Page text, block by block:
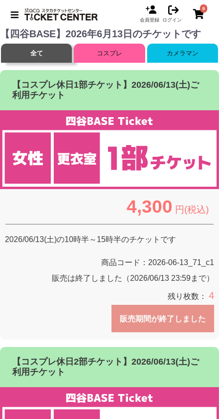
会員登録 ログイン
0
【四谷BASE】2026年6月13日のチケットです
全て コスプレ カメラマン
【コスプレ休日1部チケット】2026/06/13(土)ご
利用チケット
4,300 円(税込)
2026/06/13(土)の10時半～15時半のチケットです
商品コード： 2026-06-13_71_c1
販売は終了しました（2026/06/13 23:59まで）
残り枚数： 4
販売期間が終了しました
【コスプレ休日2部チケット】2026/06/13(土)ご
利用チケット